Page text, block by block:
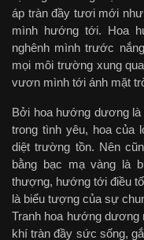
áp tràn đầy tươi mới
mình hướng tới. Hoa
nghênh mình trước
mọi môi trường xung
vươn mình tới ánh mặt
Bởi hoa hướng dương là
trong tình yêu, hoa của
diệt trường tồn. Nên
bằng bạc mạ vàng là
thượng, hướng tới điều
là biểu tượng của sự
Tranh hoa hướng dương
khí tràn đầy sức sống,